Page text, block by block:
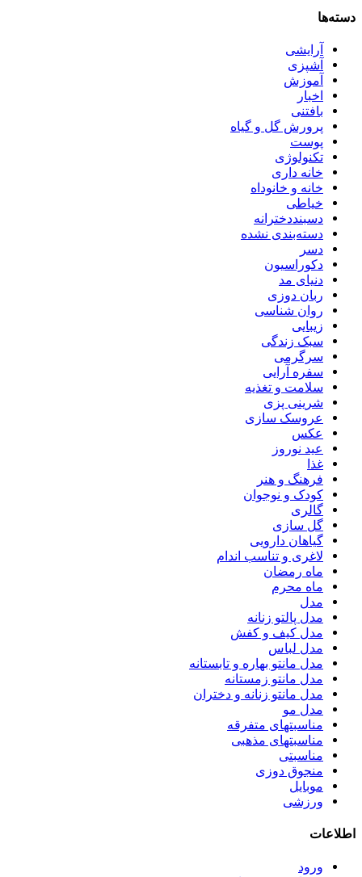
دسته‌ها
آرایشی
آشپزی
آموزش
اخبار
بافتنی
پرورش گل و گیاه
پوست
تکنولوژی
خانه داری
خانه و خانوداه
خیاطی
دسبنددخترانه
دسته‌بندی نشده
دسر
دکوراسیون
دنیای مد
ربان دوزی
روان شناسی
زیبایی
سبک زندگی
سرگرمی
سفره آرایی
سلامت و تغذیه
شرینی پزی
عروسک سازی
عکس
عید نوروز
غذا
فرهنگ و هنر
کودک و نوجوان
گالری
گل سازی
گیاهان دارویی
لاغری و تناسب اندام
ماه رمضان
ماه محرم
مدل
مدل پالتو زنانه
مدل کیف و کفش
مدل لباس
مدل مانتو بهاره و تابستانه
مدل مانتو زمستانه
مدل مانتو زنانه و دختران
مدل مو
مناسبتهای متفرقه
مناسبتهای مذهبی
مناسبتی
منجوق دوزی
موبایل
ورزشی
اطلاعات
ورود